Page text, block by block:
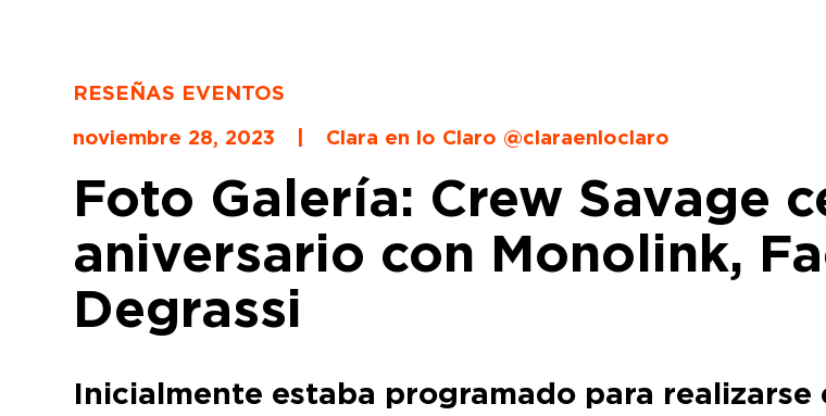
RESEÑAS EVENTOS
noviembre 28, 2023
Clara en lo Claro @claraenloclaro
Foto Galería: Crew Savage
aniversario con Monolink,
Degrassi
Inicialmente estaba programado para